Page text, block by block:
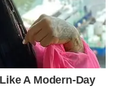
A Modern-Day